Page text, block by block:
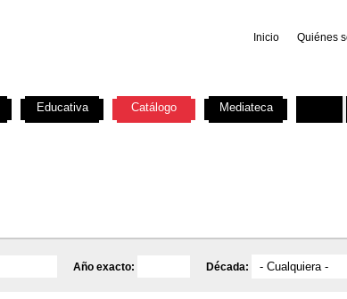
Inicio Quiénes
Año exacto: Década:
Educativa Catálogo Mediateca